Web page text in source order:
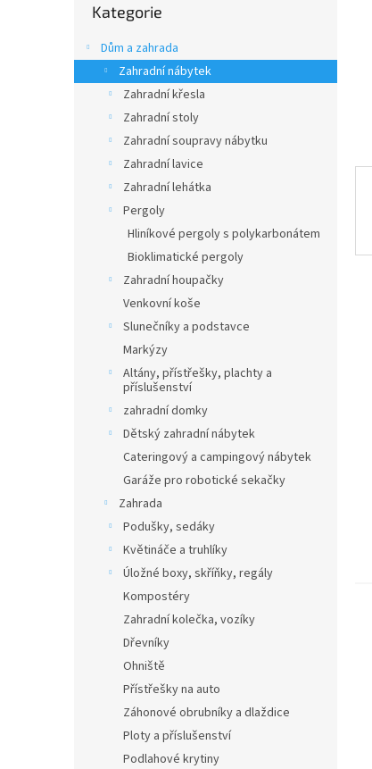
kategorie
Kategorie
Dům a zahrada
Zahradní nábytek
Zahradní křesla
Zahradní stoly
Zahradní soupravy nábytku
Zahradní lavice
Zahradní lehátka
Pergoly
Hliníkové pergoly s polykarbonátem
Bioklimatické pergoly
Zahradní houpačky
Venkovní koše
Slunečníky a podstavce
Markýzy
Altány, přístřešky, plachty a
příslušenství
zahradní domky
Dětský zahradní nábytek
Cateringový a campingový nábytek
Garáže pro robotické sekačky
Zahrada
Podušky, sedáky
Květináče a truhlíky
Úložné boxy, skříňky, regály
Kompostéry
Zahradní kolečka, vozíky
Dřevníky
Ohniště
Přístřešky na auto
Záhonové obrubníky a dlaždice
Ploty a příslušenství
Podlahové krytiny